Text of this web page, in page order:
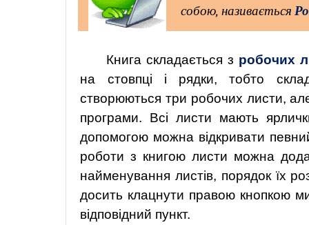
собою, називається
Книга складається з робочих
на стовпці і рядки, тобто
створюються три робочих листи,
програми. Всі листи мають
допомогою можна відкривати
роботи з книгою листи можна
найменування листів, порядок їх
досить клацнути правою кнопкою
відповідний пункт.